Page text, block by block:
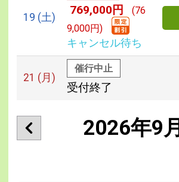
19 (土)
769,000円
(76
9,000円)
キャンセル待ち
21 (月)
催行中止
受付終了
2026年9月